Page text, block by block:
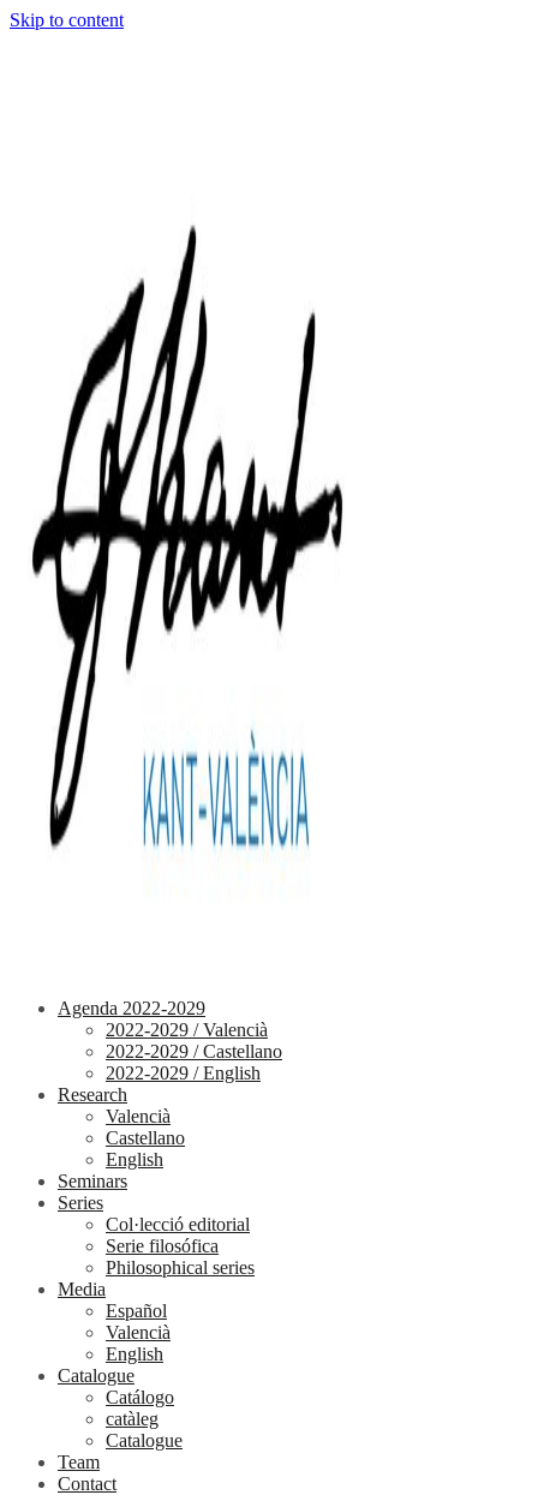
Skip to content
Agenda 2022-2029
2022-2029 / Valencià
2022-2029 / Castellano
2022-2029 / English
Research
Valencià
Castellano
English
Seminars
Series
Col·lecció editorial
Serie filosófica
Philosophical series
Media
Español
Valencià
English
Catalogue
Catálogo
catàleg
Catalogue
Team
Contact